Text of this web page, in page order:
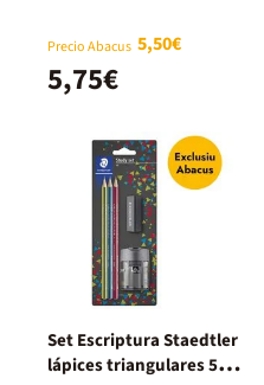
Precio Abacus 5,50€
5,75€
Set Escriptura Staedtler
lápices triangulares 5